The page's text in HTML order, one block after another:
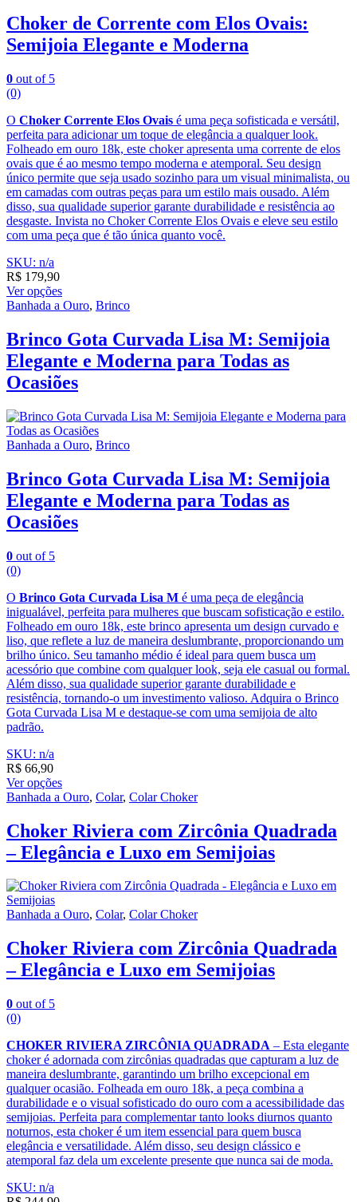
Choker de Corrente com Elos Ovais:
Semijoia Elegante e Moderna
0 out of 5
(0)
O Choker Corrente Elos Ovais é uma peça sofisticada e versátil,
perfeita para adicionar um toque de elegância a qualquer look.
Folheado em ouro 18k, este choker apresenta uma corrente de elos
ovais que é ao mesmo tempo moderna e atemporal. Seu design
único permite que seja usado sozinho para um visual minimalista, ou
em camadas com outras peças para um estilo mais ousado. Além
disso, sua qualidade superior garante durabilidade e resistência ao
desgaste. Invista no Choker Corrente Elos Ovais e eleve seu estilo
com uma peça que é tão única quanto você.
SKU: n/a
R$ 179,90
Ver opções
Banhada a Ouro, Brinco
Brinco Gota Curvada Lisa M: Semijoia
Elegante e Moderna para Todas as
Ocasiões
Banhada a Ouro, Brinco
Brinco Gota Curvada Lisa M: Semijoia
Elegante e Moderna para Todas as
Ocasiões
0 out of 5
(0)
O Brinco Gota Curvada Lisa M é uma peça de elegância
inigualável, perfeita para mulheres que buscam sofisticação e estilo.
Folheado em ouro 18k, este brinco apresenta um design curvado e
liso, que reflete a luz de maneira deslumbrante, proporcionando um
brilho único. Seu tamanho médio é ideal para quem busca um
acessório que combine com qualquer look, seja ele casual ou formal.
Além disso, sua qualidade superior garante durabilidade e
resistência, tornando-o um investimento valioso. Adquira o Brinco
Gota Curvada Lisa M e destaque-se com uma semijoia de alto
padrão.
SKU: n/a
R$ 66,90
Ver opções
Banhada a Ouro, Colar, Colar Choker
Choker Riviera com Zircônia Quadrada
– Elegância e Luxo em Semijoias
Banhada a Ouro, Colar, Colar Choker
Choker Riviera com Zircônia Quadrada
– Elegância e Luxo em Semijoias
0 out of 5
(0)
CHOKER RIVIERA ZIRCÔNIA QUADRADA – Esta elegante
choker é adornada com zircônias quadradas que capturam a luz de
maneira deslumbrante, garantindo um brilho excepcional em
qualquer ocasião. Folheada em ouro 18k, a peça combina a
durabilidade e o visual sofisticado do ouro com a acessibilidade das
semijoias. Perfeita para complementar tanto looks diurnos quanto
noturnos, esta choker é um item essencial para quem busca
elegância e versatilidade. Além disso, seu design clássico e
atemporal faz dela um excelente presente que nunca sai de moda.
SKU: n/a